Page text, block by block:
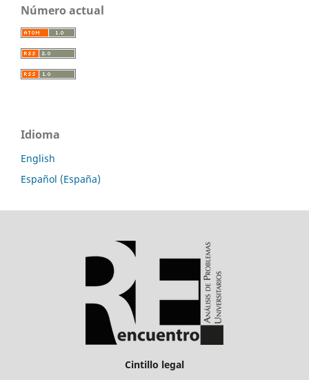
Número actual
Idioma
English
Español (España)
Cintillo legal